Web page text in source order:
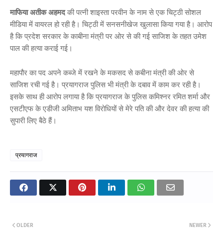
माफिया अतीक अहमदकी पत्नी शाइस्ता परवीन के नाम से एक चिट्ठी सोशल
मीडिया में वायरल हो रही है। चिट्ठी में सनसनीखेज खुलासा किया गया है। आरोप
है कि प्रदेश सरकार के काबीना मंत्री पर ओर से की गई साजिश के तहत उमेश
पाल की हत्या कराई गई।
महापौर का पद अपने कब्जे में रखने के मकसद से कबीना मंत्री की ओर से
साजिश रची गई है। प्रयागराज पुलिस भी मंत्री के दबाव में काम कर रही है।
इसके साथ ही आरोप लगाया है कि प्रयागराज के पुलिस कमिश्नर रमित शर्मा और
एसटीएफ के एडीजी अमिताभ यश विरोधियों से मेरे पति की और देवर की हत्या की
सुपारी लिए बैठे हैं।
प्रयागराज
NEWER
OLDER